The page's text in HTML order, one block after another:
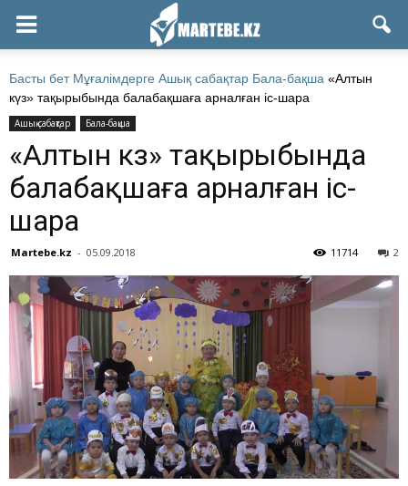
Басты бет Мұғалімдерге Ашық сабақтар Бала-бақша «Алтын
күз» тақырыбында балабақшаға арналған іс-шара
Ашық сабақтар Бала-бақша
«Алтын күз» тақырыбында
балабақшаға арналған іс-
шара
Martebe.kz - 05.09.2018 2
11714